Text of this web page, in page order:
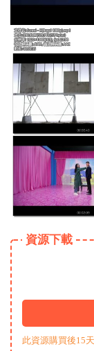
資源下載
此資源購買後15